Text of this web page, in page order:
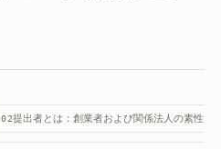
02提出者とは：創業者および関係法人の素性